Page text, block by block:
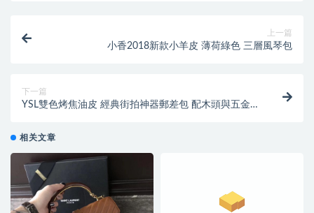
上一篇
小香2018新款小羊皮 薄荷綠色 三層風琴包
下一篇
YSL雙色烤焦油皮 經典街拍神器郵差包 配木頭與五金手
相关文章